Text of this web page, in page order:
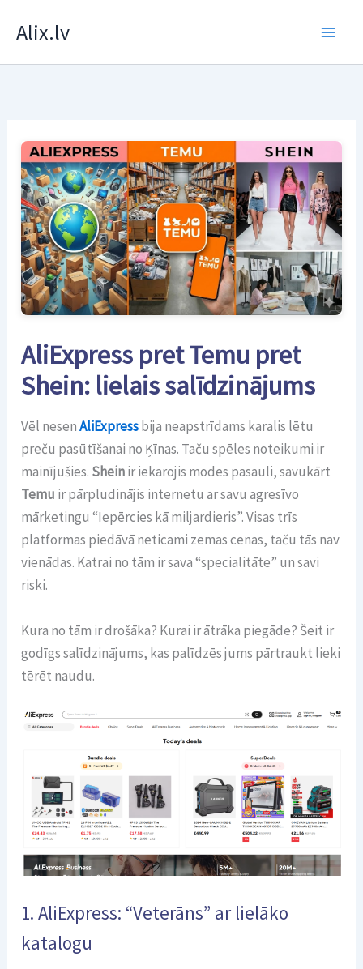
Alix.lv
AliExpress pret Temu pret
Shein: lielais salīdzinājums
Vēl nesenAliExpressbija neapstrīdams karalis lētu
preču pasūtīšanai no Ķīnas. Taču spēles noteikumi ir
mainījušies. Sheinir iekarojis modes pasauli, savukārt
Temu ir pārpludinājis internetu ar savu agresīvo
mārketingu “Iepērcies kā miljardieris”. Visas trīs
platformas piedāvā neticami zemas cenas, taču tās nav
vienādas. Katrai no tām ir sava “specialitāte” un savi
riski.
Kura no tām ir drošāka? Kurai ir ātrāka piegāde? Šeit ir
godīgs salīdzinājums, kas palīdzēs jums pārtraukt lieki
tērēt naudu.
1. AliExpress: “Veterāns” ar lielāko
katalogu